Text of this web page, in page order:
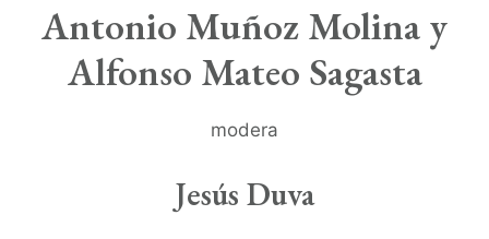
Antonio Muñoz Molina y
Alfonso Mateo Sagasta
modera
Jesús Duva